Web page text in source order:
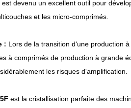
devenu un excellent outil pour
et les micro-comprimés.
: Lors de la transition d'une production
à comprimés de production à grande
les risques d'amplification.
est la cristallisation parfaite des